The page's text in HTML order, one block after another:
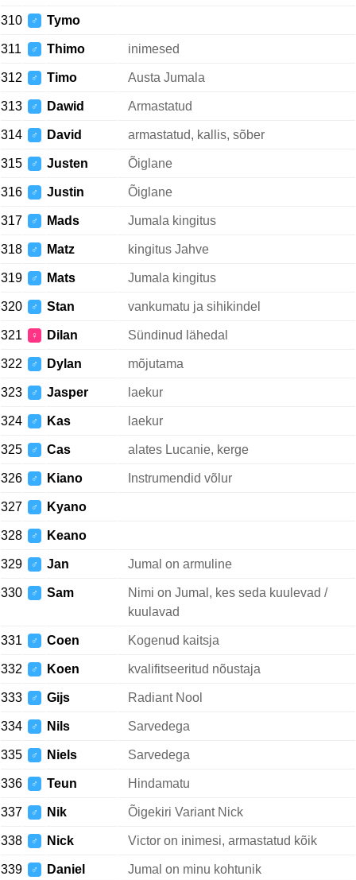
310 ♂ Tymo
311 ♂ Thimo inimesed
312 ♂ Timo Austa Jumala
313 ♂ Dawid Armastatud
314 ♂ David armastatud, kallis, sõber
315 ♂ Justen Õiglane
316 ♂ Justin Õiglane
317 ♂ Mads Jumala kingitus
318 ♂ Matz kingitus Jahve
319 ♂ Mats Jumala kingitus
320 ♂ Stan vankumatu ja sihikindel
321 ♀ Dilan Sündinud lähedal
322 ♂ Dylan mõjutama
323 ♂ Jasper laekur
324 ♂ Kas laekur
325 ♂ Cas alates Lucanie, kerge
326 ♂ Kiano Instrumendid võlur
327 ♂ Kyano
328 ♂ Keano
329 ♂ Jan Jumal on armuline
330 ♂ Sam
Nimi on Jumal, kes seda kuulevad /
kuulavad
331 ♂ Coen Kogenud kaitsja
332 ♂ Koen kvalifitseeritud nõustaja
333 ♂ Gijs Radiant Nool
334 ♂ Nils Sarvedega
335 ♂ Niels Sarvedega
336 ♂ Teun Hindamatu
337 ♂ Nik Õigekiri Variant Nick
338 ♂ Nick Victor on inimesi, armastatud kõik
339 ♂ Daniel Jumal on minu kohtunik